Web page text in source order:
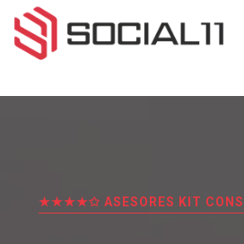
★★★★✩ ASESORES KIT